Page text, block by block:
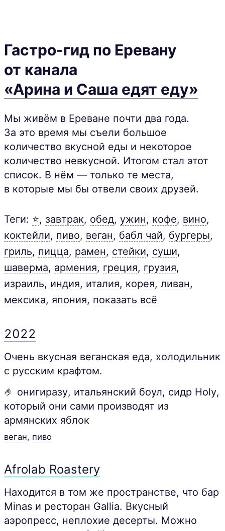
Гастро-гид по Еревану
от канала
«Арина и Саша едят еду»
Мы живём в Ереване почти два года.
За это время мы съели большое
количество вкусной еды и некоторое
количество невкусной. Итогом стал этот
список. В нём — только те места,
в которые мы бы отвели своих друзей.
Теги: ⭐, завтрак, обед, ужин, кофе, вино,
коктейли, пиво, веган, бабл чай, бургеры,
гриль, пицца, рамен, стейки, суши,
шаверма, армения, греция, грузия,
израиль, индия, италия, корея, ливан,
мексика, япония, показать всё
2022
Очень вкусная веганская еда, холодильник
с русским крафтом.
🤌 онигиразу, итальянский боул, сидр Holy,
который они сами производят из
армянских яблок
веган, пиво
Afrolab Roastery
Находится в том же пространстве, что бар
Minas и ресторан Gallia. Вкусный
аэропресс, неплохие десерты. Можно